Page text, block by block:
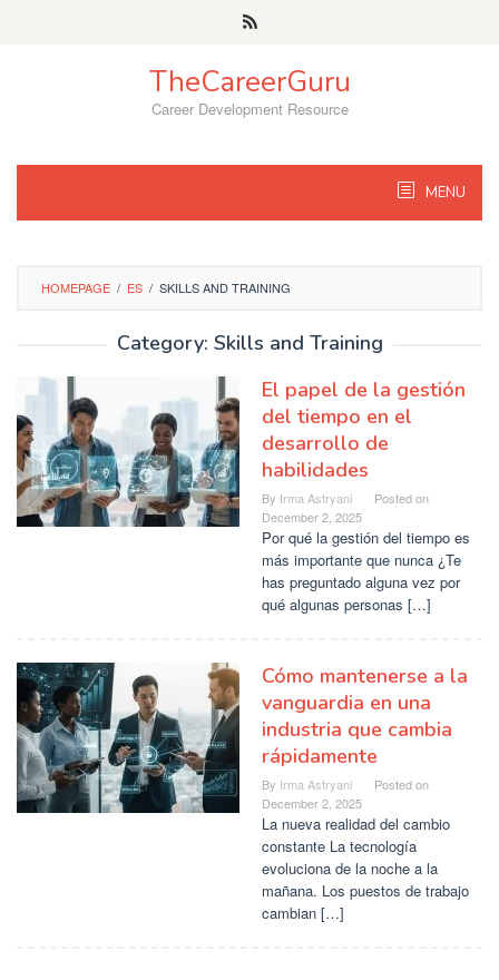
TheCareerGuru
Career Development Resource
MENU
HOMEPAGE / ES / SKILLS AND TRAINING
Category: Skills and Training
El papel de la gestión
del tiempo en el
desarrollo de
habilidades
By Irma Astryani
Posted on
December 2, 2025
Por qué la gestión del tiempo es
más importante que nunca ¿Te
has preguntado alguna vez por
qué algunas personas […]
Cómo mantenerse a la
vanguardia en una
industria que cambia
rápidamente
By Irma Astryani
Posted on
December 2, 2025
La nueva realidad del cambio
constante La tecnología
evoluciona de la noche a la
mañana. Los puestos de trabajo
cambian […]